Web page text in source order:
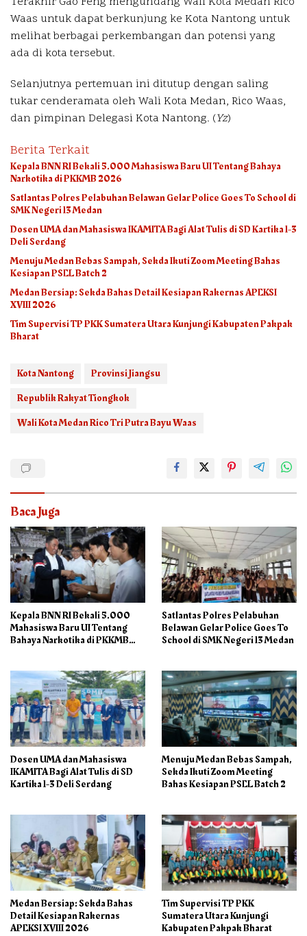
Waas untuk dapat berkunjung ke Kota Nantong untuk
melihat berbagai perkembangan dan potensi yang
ada di kota tersebut.
Selanjutnya pertemuan ini ditutup dengan saling
tukar cenderamata oleh Wali Kota Medan, Rico Waas,
dan pimpinan Delegasi Kota Nantong. (Yz)
Berita Terkait
Kepala BNN RI Bekali 5.000 Mahasiswa Baru UI Tentang Bahaya
Narkotika di PKKMB 2026
Satlantas Polres Pelabuhan Belawan Gelar Police Goes To School di
SMK Negeri 13 Medan
Dosen UMA dan Mahasiswa IKAMITA Bagi Alat Tulis di SD Kartika 1-3
Deli Serdang
Menuju Medan Bebas Sampah, Sekda Ikuti Zoom Meeting Bahas
Kesiapan PSEL Batch 2
Medan Bersiap: Sekda Bahas Detail Kesiapan Rakernas APEKSI
XVIII 2026
Tim Supervisi TP PKK Sumatera Utara Kunjungi Kabupaten Pakpak
Bharat
Kota Nantong
Provinsi Jiangsu
Republik Rakyat Tiongkok
Wali Kota Medan Rico Tri Putra Bayu Waas
Baca Juga
Kepala BNN RI Bekali 5.000
Mahasiswa Baru UI Tentang
Bahaya Narkotika di PKKMB
Satlantas Polres Pelabuhan
Belawan Gelar Police Goes To
School di SMK Negeri 13 Medan
Dosen UMA dan Mahasiswa
IKAMITA Bagi Alat Tulis di SD
Kartika 1-3 Deli Serdang
Menuju Medan Bebas Sampah,
Sekda Ikuti Zoom Meeting
Bahas Kesiapan PSEL Batch 2
Medan Bersiap: Sekda Bahas
Detail Kesiapan Rakernas
APEKSI XVIII 2026
Tim Supervisi TP PKK
Sumatera Utara Kunjungi
Kabupaten Pakpak Bharat